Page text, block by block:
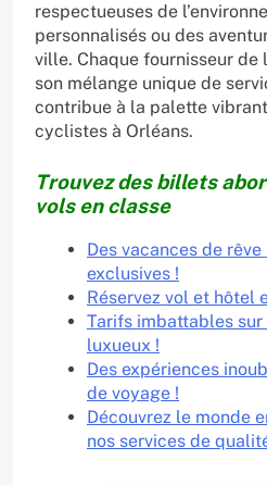
respectueuses de
personnalisés ou des
ville. Chaque fournisseur de
son mélange unique de
contribue à la palette
cyclistes à Orléans.
Trouvez des billets
vols en classe
Des vacances de
exclusives !
Réservez vol et hôtel
Tarifs imbattables
luxueux !
Des expériences
de voyage !
Découvrez le monde
nos services de